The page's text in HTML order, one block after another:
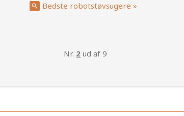
Bedste robotstøvsugere »
Nr. 2 ud af 9